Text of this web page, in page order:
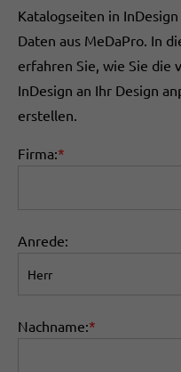
Katalogseiten in
Daten aus MeDaPro. In
erfahren Sie, wie Sie die
InDesign an Ihr Design
erstellen.
Firma:*
Anrede:
Nachname:*